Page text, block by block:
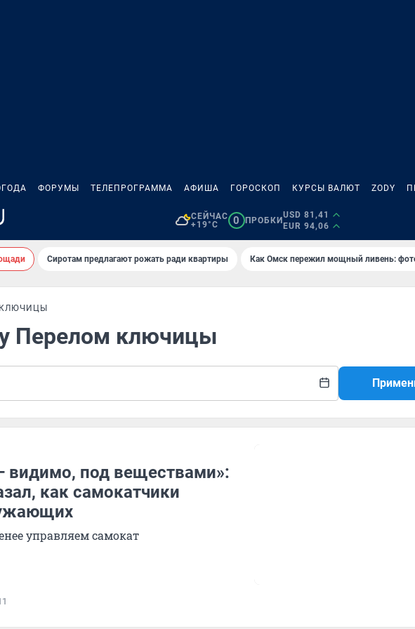
ФОРУМЫ ТЕЛЕПРОГРАММА АФИША ГОРОСКОП КУРСЫ ВАЛЮТ ZODY
СЕЙЧАС
+19°C
0 ПРОБКИ
USD 81,41
EUR 94,06
Сиротам предлагают рожать ради квартиры Как Омск пережил мощный ливень:
Перелом ключицы
видимо, под веществами»:
как самокатчики
управляем самокат